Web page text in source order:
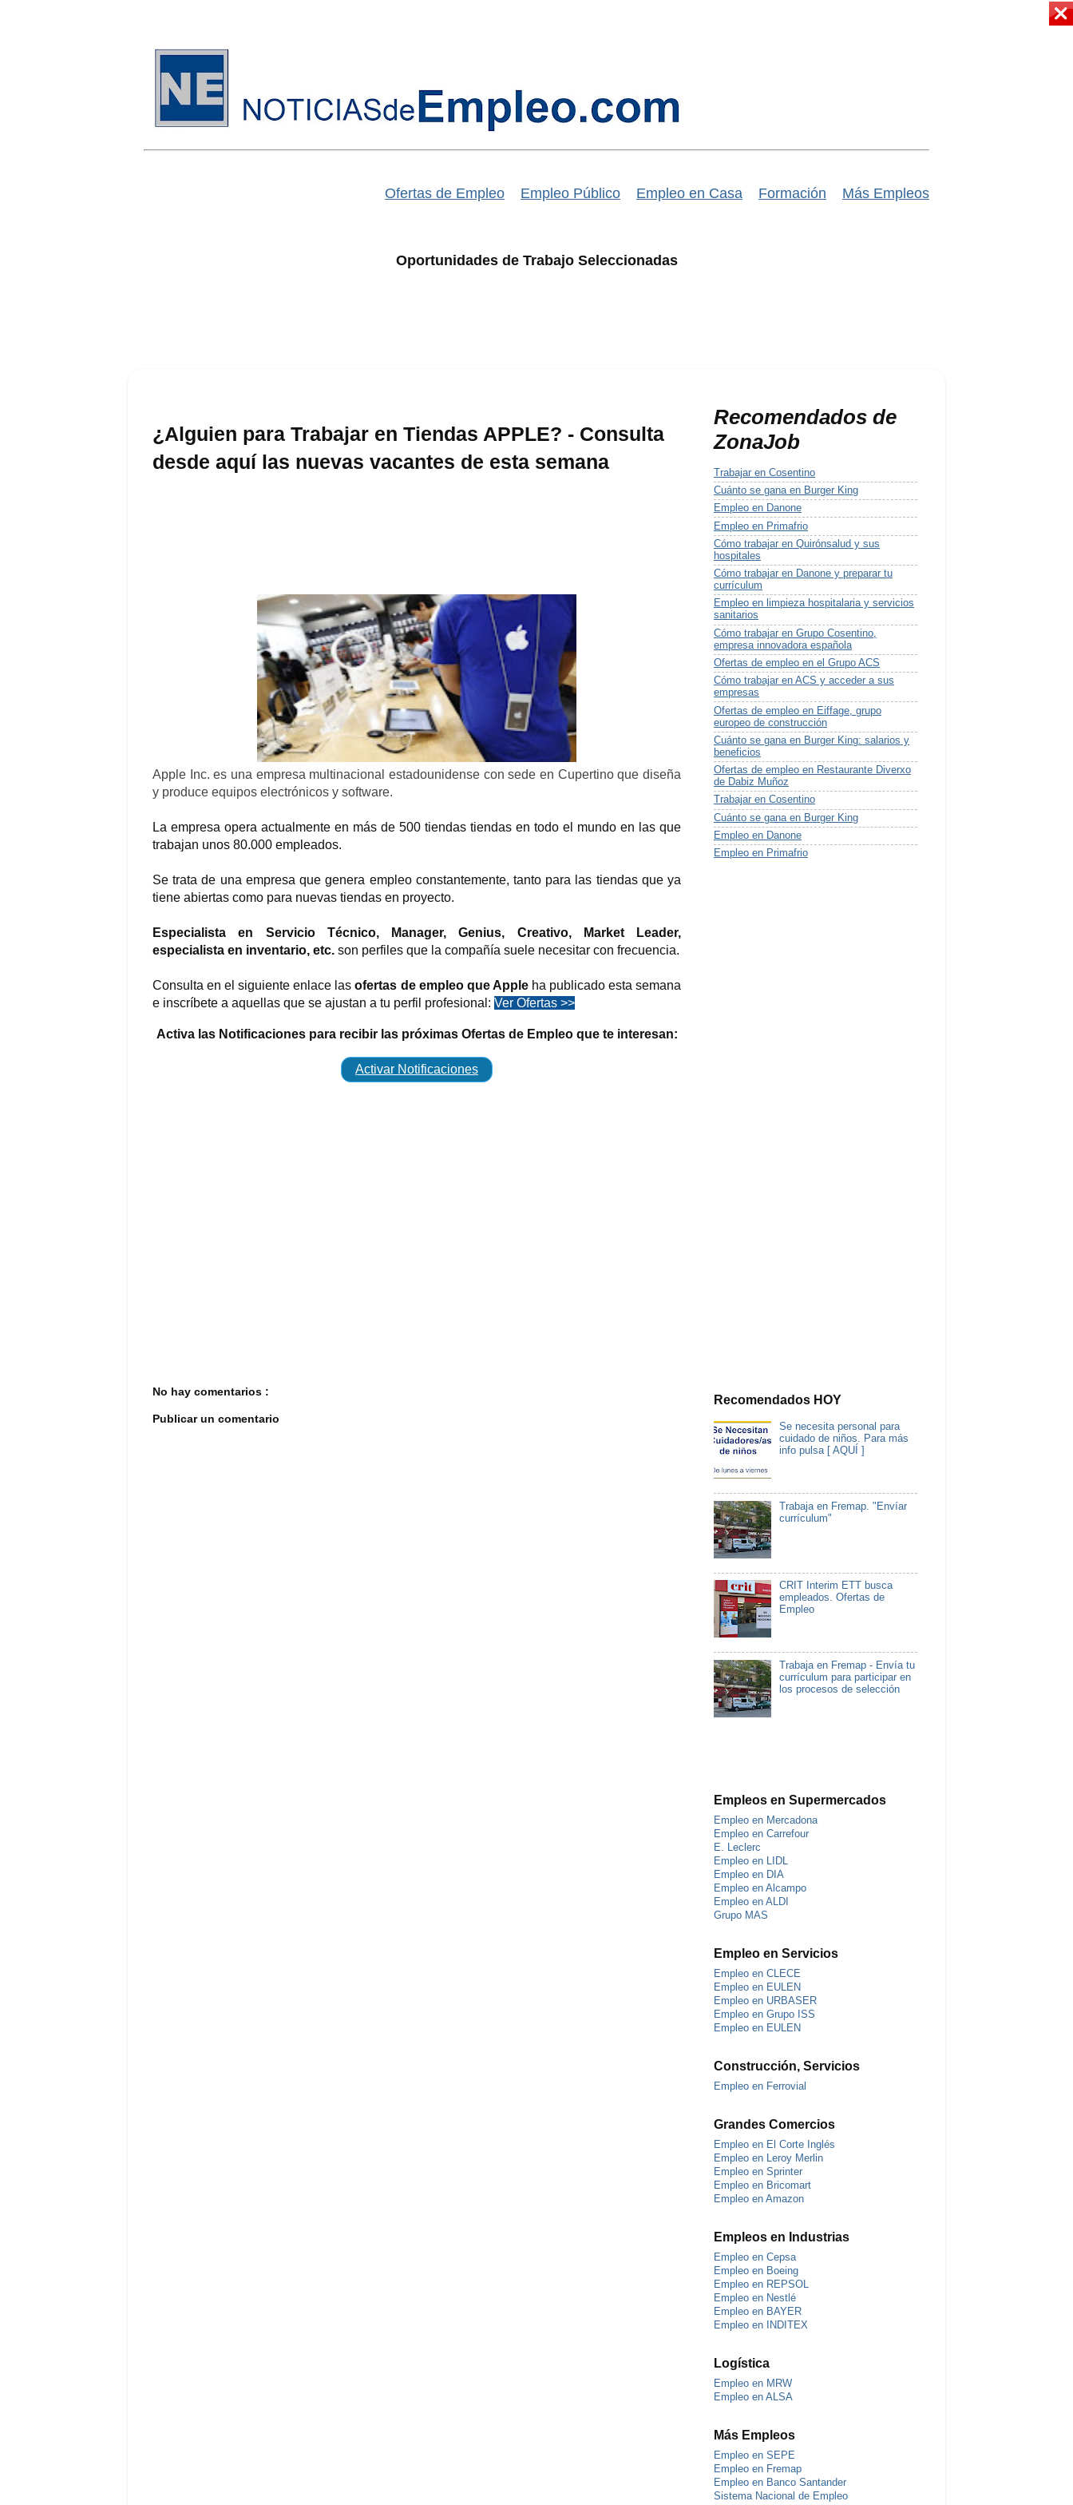
Ofertas de Empleo Empleo Público Empleo en Casa Formación Más Empleos
Oportunidades de Trabajo Seleccionadas
¿Alguien para Trabajar en Tiendas APPLE? - Consulta
desde aquí las nuevas vacantes de esta semana
Apple Inc. es una empresa multinacional estadounidense con sede en Cupertino que diseña
y produce equipos electrónicos y software.
La empresa opera actualmente en más de 500 tiendas tiendas en todo el mundo en las que
trabajan unos 80.000 empleados.
Se trata de una empresa que genera empleo constantemente, tanto para las tiendas que ya
tiene abiertas como para nuevas tiendas en proyecto.
Especialista en Servicio Técnico, Manager, Genius, Creativo, Market Leader,
especialista en inventario, etc. son perfiles que la compañía suele necesitar con frecuencia.
Consulta en el siguiente enlace lasofertas de empleo que Appleha publicado esta semana
e inscríbete a aquellas que se ajustan a tu perfil profesional: Ver Ofertas >>
Activa las Notificaciones para recibir las próximas Ofertas de Empleo que te interesan:
Activar Notificaciones
No hay comentarios :
Publicar un comentario
Recomendados de
ZonaJob
Trabajar en Cosentino
Cuánto se gana en Burger King
Empleo en Danone
Empleo en Primafrio
Cómo trabajar en Quirónsalud y sus
hospitales
Cómo trabajar en Danone y preparar tu
currículum
Empleo en limpieza hospitalaria y servicios
sanitarios
Cómo trabajar en Grupo Cosentino,
empresa innovadora española
Ofertas de empleo en el Grupo ACS
Cómo trabajar en ACS y acceder a sus
empresas
Ofertas de empleo en Eiffage, grupo
europeo de construcción
Cuánto se gana en Burger King: salarios y
beneficios
Ofertas de empleo en Restaurante Diverxo
de Dabiz Muñoz
Trabajar en Cosentino
Cuánto se gana en Burger King
Empleo en Danone
Empleo en Primafrio
Recomendados HOY
Se necesita personal para
cuidado de niños. Para más
info pulsa [ AQUÍ ]
Trabaja en Fremap. "Envíar
currículum"
CRIT Interim ETT busca
empleados. Ofertas de
Empleo
Trabaja en Fremap - Envía tu
currículum para participar en
los procesos de selección
Empleos en Supermercados
Empleo en Mercadona
Empleo en Carrefour
E. Leclerc
Empleo en LIDL
Empleo en DIA
Empleo en Alcampo
Empleo en ALDI
Grupo MAS
Empleo en Servicios
Empleo en CLECE
Empleo en EULEN
Empleo en URBASER
Empleo en Grupo ISS
Empleo en EULEN
Construcción, Servicios
Empleo en Ferrovial
Grandes Comercios
Empleo en El Corte Inglés
Empleo en Leroy Merlin
Empleo en Sprinter
Empleo en Bricomart
Empleo en Amazon
Empleos en Industrias
Empleo en Cepsa
Empleo en Boeing
Empleo en REPSOL
Empleo en Nestlé
Empleo en BAYER
Empleo en INDITEX
Logística
Empleo en MRW
Empleo en ALSA
Más Empleos
Empleo en SEPE
Empleo en Fremap
Empleo en Banco Santander
Sistema Nacional de Empleo